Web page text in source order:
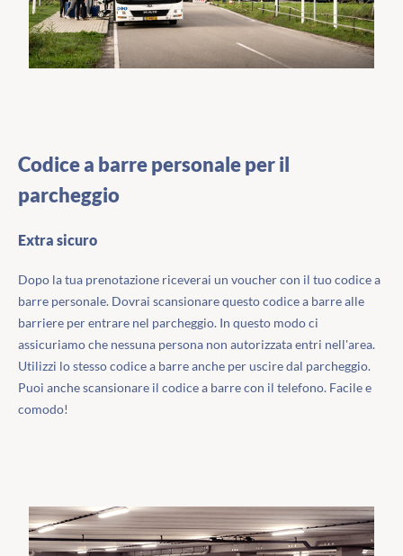
Codice a barre personale per il
parcheggio
Extra sicuro
Dopo la tua prenotazione riceverai un voucher con il tuo codice a
barre personale. Dovrai scansionare questo codice a barre alle
barriere per entrare nel parcheggio. In questo modo ci
assicuriamo che nessuna persona non autorizzata entri nell'area.
Utilizzi lo stesso codice a barre anche per uscire dal parcheggio.
Puoi anche scansionare il codice a barre con il telefono. Facile e
comodo!